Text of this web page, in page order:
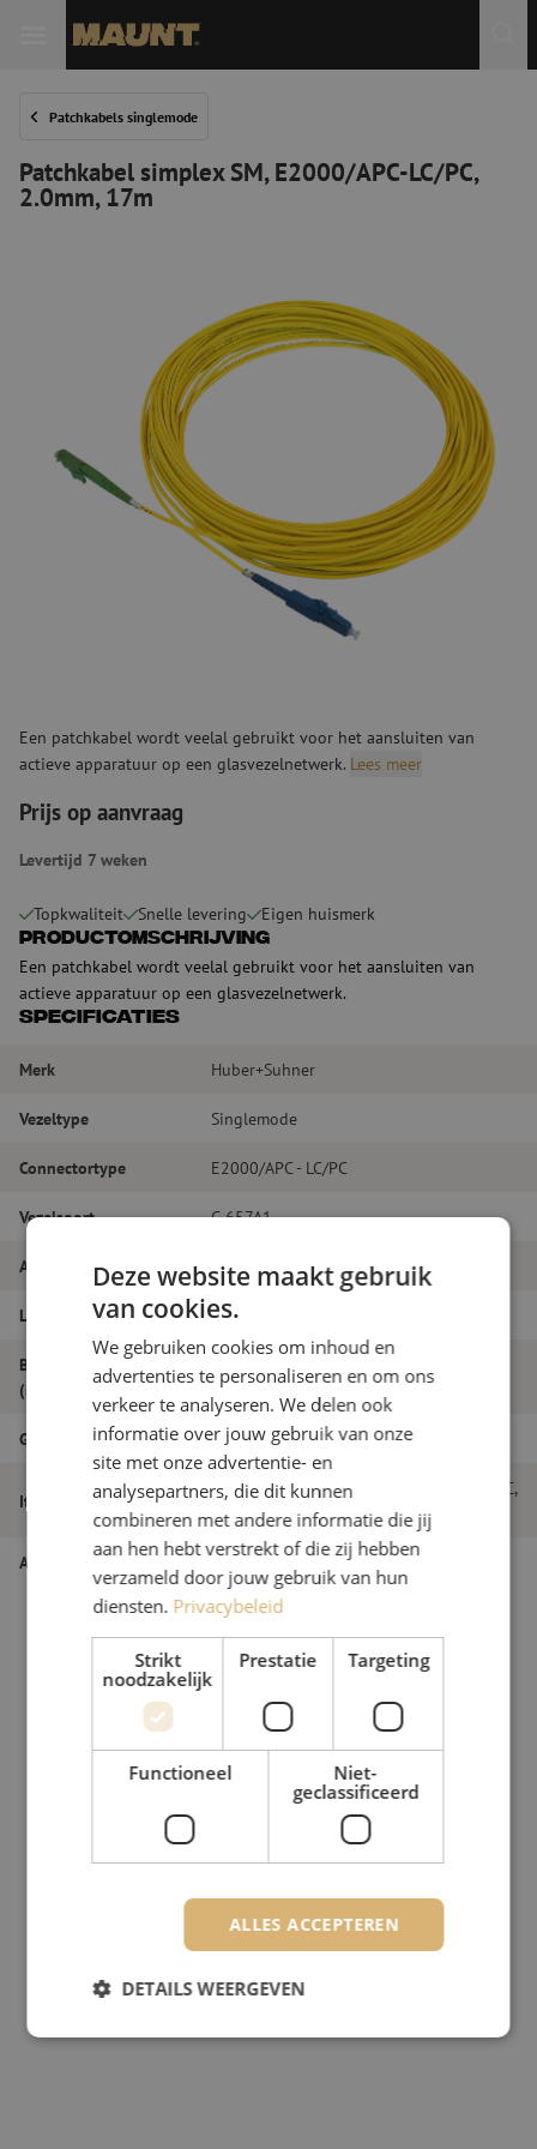
Patchkabels singlemode
Patchkabel simplex SM, E2000/APC-LC/PC,
2.0mm, 17m
Een patchkabel wordt veelal gebruikt voor het aansluiten van
actieve apparatuur op een glasvezelnetwerk. Lees meer
Prijs op aanvraag
Levertijd 7 weken
Topkwaliteit Snelle levering Eigen huismerk
Productomschrijving
Een patchkabel wordt veelal gebruikt voor het aansluiten van
actieve apparatuur op een glasvezelnetwerk.
Specificaties
Merk Huber+Suhner
Vezeltype Singlemode
Connectortype E2000/APC - LC/PC
Vezelsoort G.657A1
Aantal vezels Simplex
Lengte 17m
Buitendiameter
(mm)
2.0
Grade B
Itemnaam
Patchkabel simplex SM, E2000/APC-LC/PC,
2.0mm, 17m
Artikelnummer M20000463
Deze website maakt gebruik
van cookies.
We gebruiken cookies om inhoud en
advertenties te personaliseren en om ons
verkeer te analyseren. We delen ook
informatie over jouw gebruik van onze
site met onze advertentie- en
analysepartners, die dit kunnen
combineren met andere informatie die jij
aan hen hebt verstrekt of die zij hebben
verzameld door jouw gebruik van hun
diensten. Privacybeleid
Strikt
noodzakelijk
Prestatie Targeting
Functioneel
Niet-
geclassificeerd
ALLES ACCEPTEREN
DETAILS WEERGEVEN